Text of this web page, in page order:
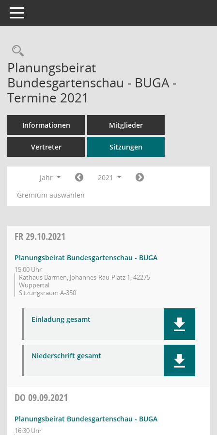
Toggle navigation
Rechercheauswahl
Planungsbeirat
Bundesgartenschau - BUGA -
Termine 2021
Informationen Mitglieder
Vertreter Sitzungen
Jahr
2021
Gremium auswählen
FR29.10.2021
Planungsbeirat Bundesgartenschau - BUGA
15:00 Uhr
Rathaus Barmen, Johannes-Rau-Platz 1, 42275
Wuppertal
Sitzungsraum A-350
Einladung gesamt
Niederschrift gesamt
DO 09.09.2021
Planungsbeirat Bundesgartenschau - BUGA
16:30 Uhr